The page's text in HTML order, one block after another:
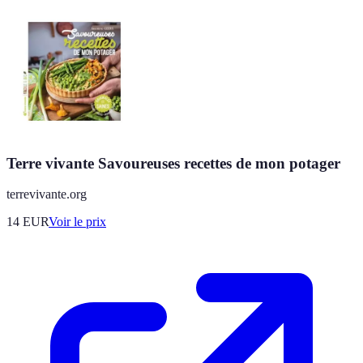
Terre vivante Savoureuses recettes de mon potager
terrevivante.org
14 EURVoir le prix